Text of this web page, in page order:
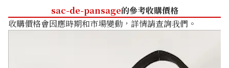
sac-de-pansage的參考收購價格
收購價格會因應時期和市場變動，詳情請查詢我們。